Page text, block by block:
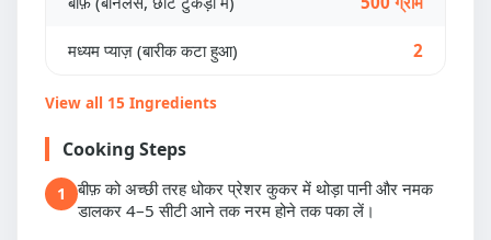
मध्यम प्याज़ (बारीक कटा हुआ) 2
View all 15 Ingredients
Cooking Steps
1
बीफ़ को अच्छी तरह धोकर प्रेशर कुकर में थोड़ा पानी और नमक
डालकर 4–5 सीटी आने तक नरम होने तक पका लें।